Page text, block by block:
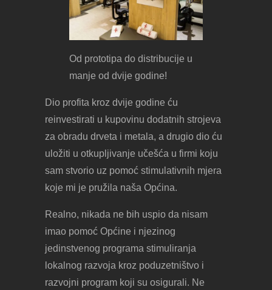
Od prototipa do distribucije u
manje od dvije godine!
Dio profita kroz dvije godine ću
reinvestirati u kupovinu dodatnih strojeva
za obradu drveta i metala, a drugio dio ću
uložiti u otkupljivanje učešća u firmi koju
sam stvorio uz pomoć stimulativnih mjera
koje mi je pružila naša Općina.
Realno, nikada ne bih uspio da nisam
imao pomoć Općine i njezinog
jedinstvenog programa stimuliranja
lokalnog razvoja kroz poduzetništvo i
razvojni program koji su osigurali. Ne